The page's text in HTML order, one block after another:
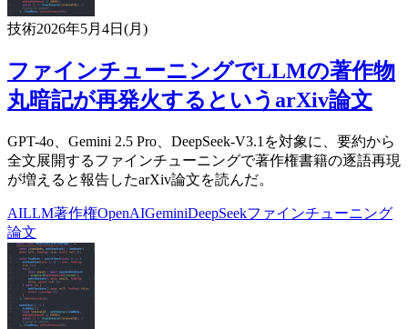
技術2026年5月4日(月)
ファインチューニングでLLMの著作物
丸暗記が再発火するというarXiv論文
GPT-4o、Gemini 2.5 Pro、DeepSeek-V3.1を対象に、要約から
全文展開するファインチューニングで著作権書籍の逐語再現
が増えると報告したarXiv論文を読んだ。
AILLM著作権OpenAIGeminiDeepSeekファインチューニング
論文